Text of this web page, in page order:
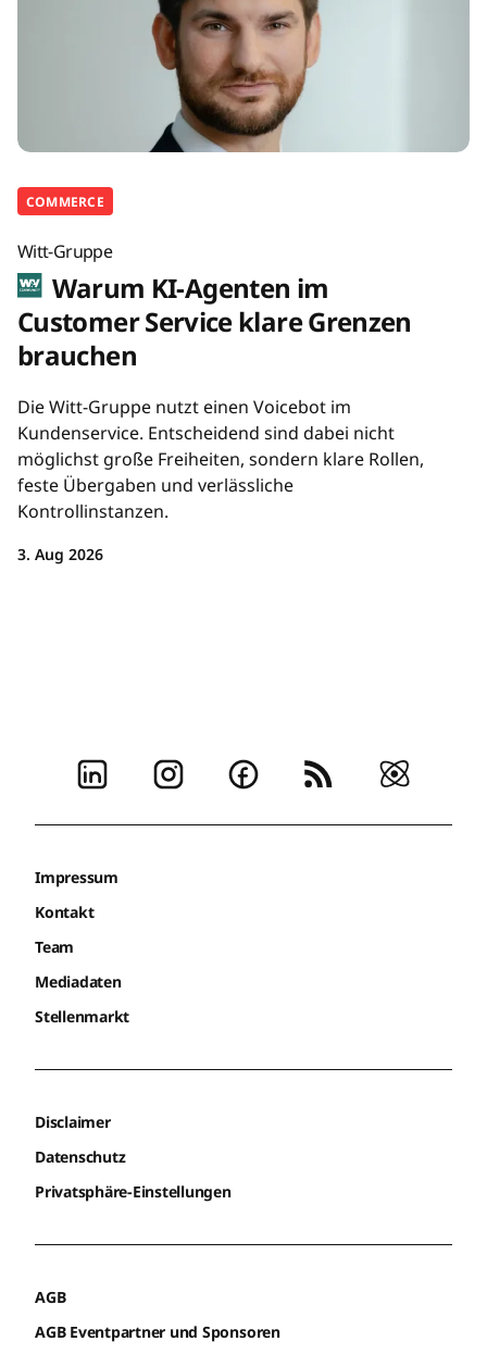
COMMERCE
Witt-Gruppe
Warum KI-Agenten im
Customer Service klare Grenzen
brauchen
Die Witt-Gruppe nutzt einen Voicebot im
Kundenservice. Entscheidend sind dabei nicht
möglichst große Freiheiten, sondern klare Rollen,
feste Übergaben und verlässliche
Kontrollinstanzen.
3. Aug 2026
Impressum
Kontakt
Team
Mediadaten
Stellenmarkt
Disclaimer
Datenschutz
Privatsphäre-Einstellungen
AGB
AGB Eventpartner und Sponsoren